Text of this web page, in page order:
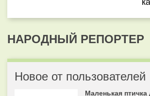
НАРОДНЫЙ РЕПОРТЕР
Новое от пользователей
Маленькая